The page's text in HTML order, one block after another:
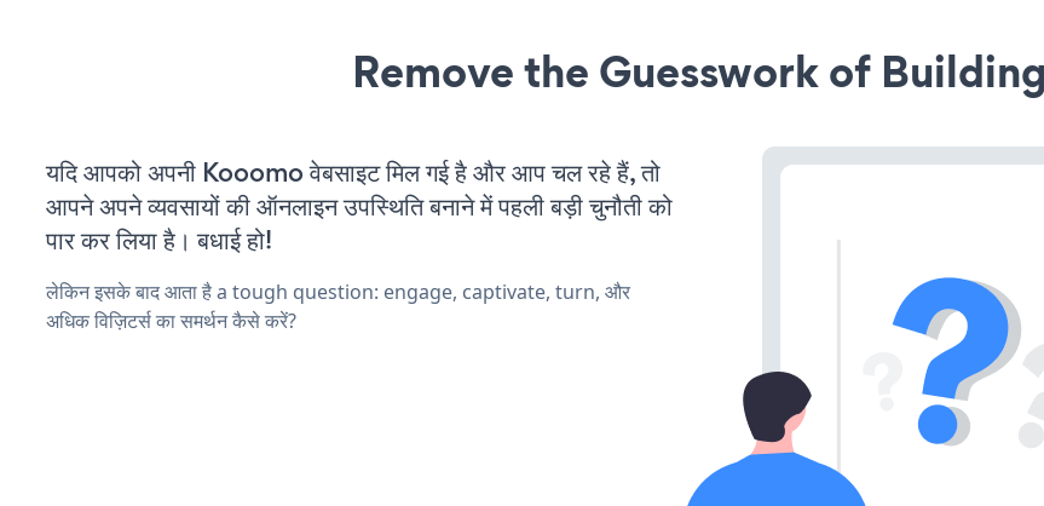
Remove the Guesswork of
यदि आपको अपनी Kooomo वेबसाइट मिल गई है और आप चल रहे हैं, तो
आपने अपने व्यवसायों की ऑनलाइन उपस्थिति बनाने में पहली बड़ी चुनौती को
पार कर लिया है। बधाई हो!
लेकिन इसके बाद आता है a tough question: engage, captivate, turn, और
अधिक विज़िटर्स का समर्थन कैसे करें?